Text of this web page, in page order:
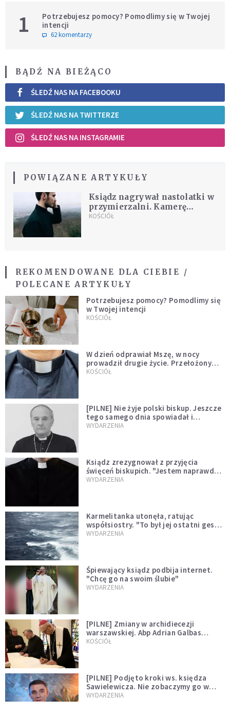
1
Potrzebujesz pomocy? Pomodlimy się w Twojej
intencji
62 komentarzy
BĄDŹ NA BIEŻĄCO
ŚLEDŹ NAS NA FACEBOOKU
ŚLEDŹ NAS NA TWITTERZE
ŚLEDŹ NAS NA INSTAGRAMIE
POWIĄZANE ARTYKUŁY
Ksiądz nagrywał nastolatki w
przymierzalni. Kamerę
zamontował w sandale
KOŚCIÓŁ
REKOMENDOWANE DLA CIEBIE /
POLECANE ARTYKUŁY
Potrzebujesz pomocy? Pomodlimy się
w Twojej intencji
KOŚCIÓŁ
W dzień odprawiał Mszę, w nocy
prowadził drugie życie. Przełożony
kazał mu opuścić zakon
KOŚCIÓŁ
[PILNE] Nie żyje polski biskup. Jeszcze
tego samego dnia spowiadał i
sprawował Mszę świętą
WYDARZENIA
Ksiądz zrezygnował z przyjęcia
święceń biskupich. "Jestem naprawdę
niegodny"
WYDARZENIA
Karmelitanka utonęła, ratując
współsiostry. "To był jej ostatni gest
miłości"
WYDARZENIA
Śpiewający ksiądz podbija internet.
"Chcę go na swoim ślubie"
WYDARZENIA
[PILNE] Zmiany w archidiecezji
warszawskiej. Abp Adrian Galbas
wręczył dekrety nowym proboszczom
KOŚCIÓŁ
[PILNE] Podjęto kroki ws. księdza
Sawielewicza. Nie zobaczymy go w
mediach
WYDARZENIA